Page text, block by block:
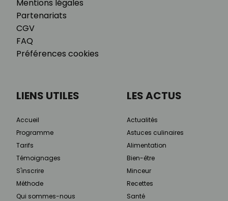
Mentions légales
Partenariats
CGV
FAQ
Préférences cookies
LIENS UTILES
Accueil
Programme
Tarifs
Témoignages
S'inscrire
Méthode
Qui sommes-nous
LES ACTUS
Actualités
Astuces culinaires
Alimentation
Bien-être
Minceur
Recettes
Santé